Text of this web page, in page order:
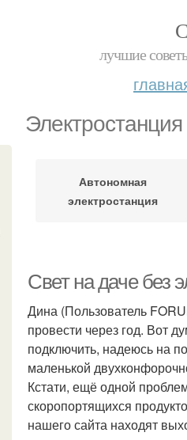
лучшие
Автономная
электростанция
Свет на даче без
Дина (Пользователь
провести через год. Вот
подключить, надеюсь на
маленькой
Кстати, ещё одной
скоропортящихся
нашего сайта находят